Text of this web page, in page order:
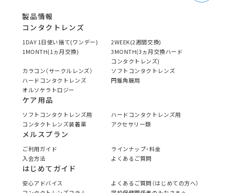
製品情報
コンタクトレンズ
1DAY 1日使い捨て(ワンデー)
2WEEK(2週間交換)
1MONTH(1ヵ月交換)
3MONTH(3ヵ月交換ハード
コンタクトレンズ)
カラコン（サークルレンズ）
ソフトコンタクトレンズ
ハードコンタクトレンズ
円錐角膜用
オルソケラトロジー
ケア用品
ソフトコンタクトレンズ用
ハードコンタクトレンズ用
コンタクトレンズ装着薬
アクセサリー類
メルスプラン
ご利用ガイド
ラインナップ・料金
入会方法
よくあるご質問
はじめてガイド
安心アドバイス
よくあるご質問（はじめての方へ）